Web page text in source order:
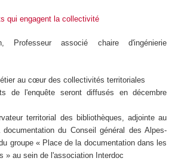
qui engagent la collectivité
Professeur associé chaire d'ingénierie
au cœur des collectivités territoriales
de l'enquête seront diffusés en décembre
territorial des bibliothèques, adjointe au
du Conseil général des Alpes-
groupe « Place de la documentation dans les
» au sein de l'association Interdoc